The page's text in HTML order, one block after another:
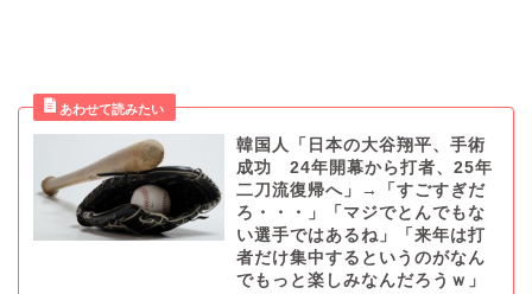
韓国人「日本の大谷翔平、手術
成功 24年開幕から打者、25年
二刀流復帰へ」→「すごすぎだ
ろ・・・」「マジでとんでもな
い選手ではあるね」「来年は打
者だけ集中するというのがなん
でもっと楽しみなんだろうｗ」